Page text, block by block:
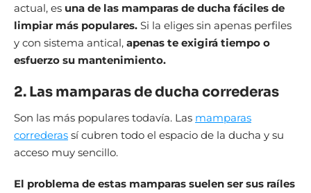
actual, es una de las mamparas de ducha fáciles de
limpiar más populares. Si la eliges sin apenas perfiles
y con sistema antical, apenas te exigirá tiempo o
esfuerzo su mantenimiento.
2. Las mamparas de ducha correderas
Son las más populares todavía. Las mamparas
correderas sí cubren todo el espacio de la ducha y su
acceso muy sencillo.
El problema de estas mamparas suelen ser sus raíles